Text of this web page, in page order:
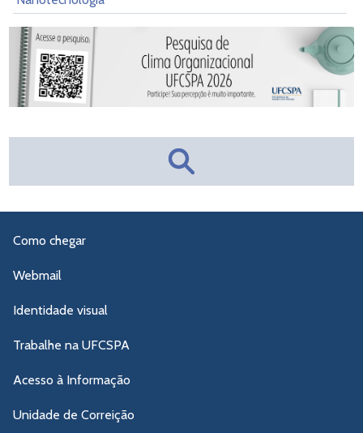
Como chegar
Webmail
Identidade visual
Trabalhe na UFCSPA
Acesso à Informação
Unidade de Correição